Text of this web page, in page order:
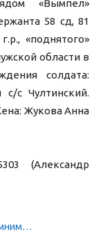
«Вымпел»
58 сд, 81
«поднятого»
области в
солдата:
с/с Чултинский.
Жукова Анна
(Александр